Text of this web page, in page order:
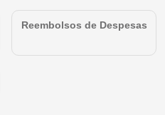
Reembolsos de Despesas